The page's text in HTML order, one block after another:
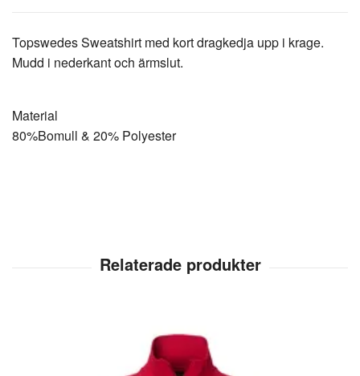
Topswedes Sweatshirt med kort dragkedja upp i krage.
Mudd i nederkant och ärmslut.
Material
80%Bomull & 20% Polyester